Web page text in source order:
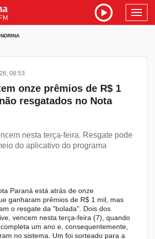
08:53
onze prêmios de R$ 1
resgatados no Nota
nesta terça-feira. Resgate pode
do aplicativo do programa
Paraná está atrás de onze
ganharam prêmios de R$ 1 mil, mas
o resgate da "bolada". Dois dos
vencem nesta terça-feira (7), quando
um ano e, consequentemente,
no sistema. Um foi sorteado para a